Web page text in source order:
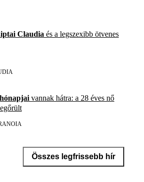
Claudia és a legszexibb ötvenes
vannak hátra: a 28 éves nő
Összes legfrissebb hír